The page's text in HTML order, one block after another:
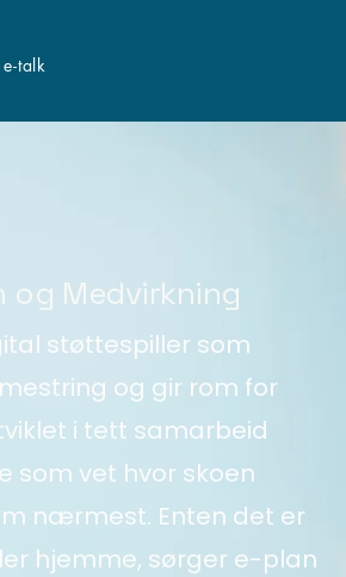
e-talk
og Medvirkning
støttespiller som
og gir rom for
i tett samarbeid
som vet hvor skoen
nærmest. Enten det er
hjemme, sørger e-plan